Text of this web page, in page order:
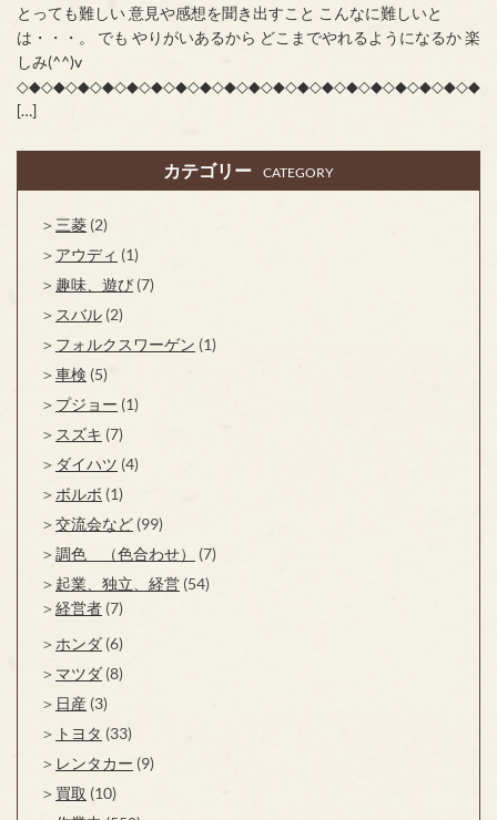
とっても難しい 意見や感想を聞き出すこと こんなに難しいと
は・・・。 でも やりがいあるから どこまでやれるようになるか 楽
しみ(^^)v
[…]
カテゴリー CATEGORY
三菱 (2)
アウディ (1)
趣味、遊び (7)
スバル (2)
フォルクスワーゲン (1)
車検 (5)
プジョー (1)
スズキ (7)
ダイハツ (4)
ボルボ (1)
交流会など (99)
調色 （色合わせ）
(7)
起業、独立、経営 (54)
経営者 (7)
ホンダ (6)
マツダ (8)
日産 (3)
トヨタ (33)
レンタカー (9)
買取 (10)